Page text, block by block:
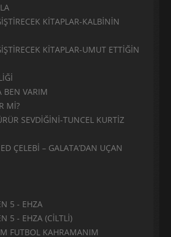
KİTAPLAR-KALBİNİN
KİTAPLAR-UMUT ETTİĞİN
BEN VARIM
Mİ?
SEVDİĞİNİ-TUNCEL KURTİZ
ÇELEBİ – GALATA’DAN UÇAN
5 - EHZA
5 - EHZA (CİLTLİ)
FUTBOL KAHRAMANIM